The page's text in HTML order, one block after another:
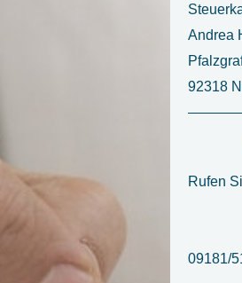
Andrea
92318
Rufen
09181/